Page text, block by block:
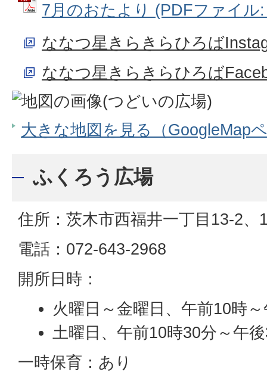
7月のおたより (PDFファイル
ななつ星きらきらひろば
ななつ星きらきらひろば
大きな地図を見る（GoogleMap
ふくろう広場
住所：茨木市西福井一丁目13-2、
電話：072-643-2968
開所日時：
火曜日～金曜日、午前10時
土曜日、午前10時30分～午
一時保育：あり